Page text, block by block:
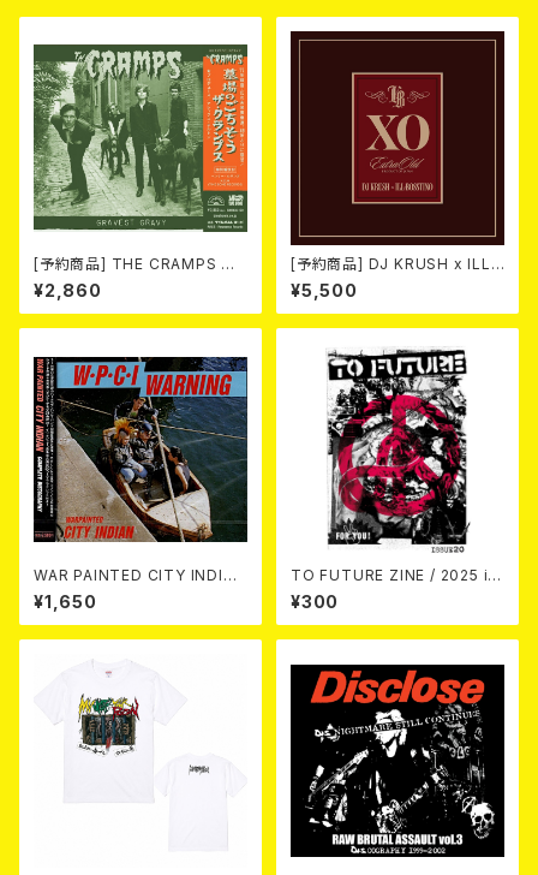
[予約商品] THE CRAMPS ザ・
クランプス / Gravest Gravy
（墓場のごちそう）(CD) 2026.8
月下旬
¥2,860
[予約商品] DJ KRUSH x ILL-
BOSSTINO / XO (2CD)(限定
盤) 2026年08月05日発売！
¥5,500
WAR PAINTED CITY INDIAN
/ Complete Discography
(CD)
¥1,650
TO FUTURE ZINE / 2025 is
sue 20 (zine)
¥300